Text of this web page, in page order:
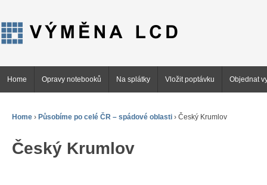
Home Opravy notebooků Na splátky Vložit poptávku Objednat
Home › Působíme po celé ČR – spádové oblasti › Český Krumlov
Český Krumlov